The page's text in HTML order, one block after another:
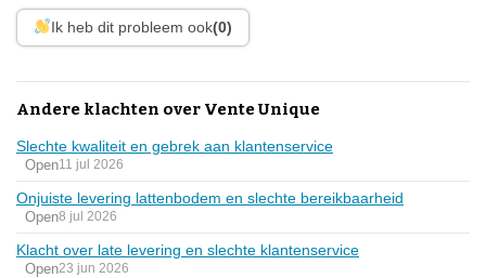
Ik heb dit probleem ook(0)
Andere klachten over Vente Unique
Slechte kwaliteit en gebrek aan klantenservice
Open11 jul 2026
Onjuiste levering lattenbodem en slechte bereikbaarheid
Open8 jul 2026
Klacht over late levering en slechte klantenservice
Open23 jun 2026